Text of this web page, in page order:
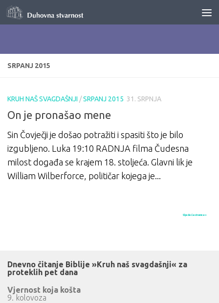
Skip to content
SRPANJ 2015
KRUH NAŠ SVAGDAŠNJI /SRPANJ 2015 31. SRPNJA
On je pronašao mene
Sin Čovječji je došao potražiti i spasiti što je bilo
izgubljeno. Luka 19:10 RADNJA filma Čudesna
milost događa se krajem 18. stoljeća. Glavni lik je
William Wilberforce, političar kojega je...
Sljedeća stranica »
Dnevno čitanje Biblije »Kruh naš svagdašnji« za
proteklih pet dana
Vjernost koja košta
9. kolovoza